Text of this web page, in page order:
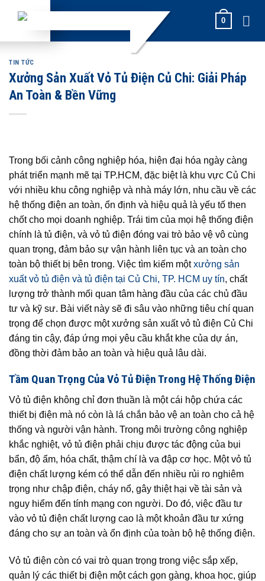
0
TIN TỨC
Xưởng Sản Xuất Vỏ Tủ Điện Củ Chi: Giải Pháp
An Toàn & Bền Vững
Trong bối cảnh công nghiệp hóa, hiện đại hóa ngày càng
phát triển mạnh mẽ tại TP.HCM, đặc biệt là khu vực Củ Chi
với nhiều khu công nghiệp và nhà máy lớn, nhu cầu về các
hệ thống điện an toàn, ổn định và hiệu quả là yếu tố then
chốt cho mọi doanh nghiệp. Trái tim của mọi hệ thống điện
chính là tủ điện, và vỏ tủ điện đóng vai trò bảo vệ vô cùng
quan trọng, đảm bảo sự vận hành liên tục và an toàn cho
toàn bộ thiết bị bên trong. Việc tìm kiếm mộtxưởng sản
xuất vỏ tủ điện và tủ điện tại Củ Chi, TP. HCM uy tín, chất
lượng trở thành mối quan tâm hàng đầu của các chủ đầu
tư và kỹ sư. Bài viết này sẽ đi sâu vào những tiêu chí quan
trọng để chọn được một xưởng sản xuất vỏ tủ điện Củ Chi
đáng tin cậy, đáp ứng mọi yêu cầu khắt khe của dự án,
đồng thời đảm bảo an toàn và hiệu quả lâu dài.
Tầm Quan Trọng Của Vỏ Tủ Điện Trong Hệ Thống Điện
Vỏ tủ điện không chỉ đơn thuần là một cái hộp chứa các
thiết bị điện mà nó còn là lá chắn bảo vệ an toàn cho cả hệ
thống và người vận hành. Trong môi trường công nghiệp
khắc nghiệt, vỏ tủ điện phải chịu được tác động của bụi
bẩn, độ ẩm, hóa chất, thậm chí là va đập cơ học. Một vỏ tủ
điện chất lượng kém có thể dẫn đến nhiều rủi ro nghiêm
trọng như chập điện, cháy nổ, gây thiệt hại về tài sản và
nguy hiểm đến tính mạng con người. Do đó, việc đầu tư
vào vỏ tủ điện chất lượng cao là một khoản đầu tư xứng
đáng cho sự an toàn và ổn định của toàn bộ hệ thống điện.
Vỏ tủ điện còn có vai trò quan trọng trong việc sắp xếp,
quản lý các thiết bị điện một cách gọn gàng, khoa học, giúp